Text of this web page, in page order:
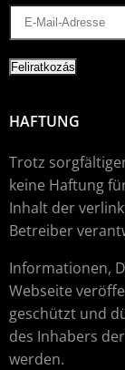
HAFTUNG
Trotz
keine Haftung
Inhalt der
Betreiber
Informationen,
Webseite
geschützt und
des Inhabers
werden.